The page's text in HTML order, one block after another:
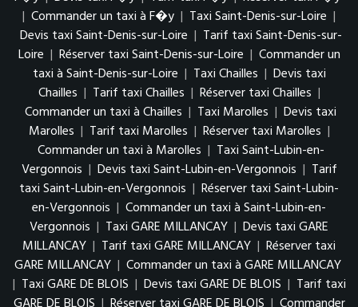
| Commander un taxi à F�y | Taxi Saint-Denis-sur-Loire |
Devis taxi Saint-Denis-sur-Loire | Tarif taxi Saint-Denis-sur-
Loire | Réserver taxi Saint-Denis-sur-Loire | Commander un
taxi à Saint-Denis-sur-Loire | Taxi Chailles | Devis taxi
Chailles | Tarif taxi Chailles | Réserver taxi Chailles |
Commander un taxi à Chailles | Taxi Marolles | Devis taxi
Marolles | Tarif taxi Marolles | Réserver taxi Marolles |
Commander un taxi à Marolles | Taxi Saint-Lubin-en-
Vergonnois | Devis taxi Saint-Lubin-en-Vergonnois | Tarif
taxi Saint-Lubin-en-Vergonnois | Réserver taxi Saint-Lubin-
en-Vergonnois | Commander un taxi à Saint-Lubin-en-
Vergonnois | Taxi GARE MILLANCAY | Devis taxi GARE
MILLANCAY | Tarif taxi GARE MILLANCAY | Réserver taxi
GARE MILLANCAY | Commander un taxi à GARE MILLANCAY
| Taxi GARE DE BLOIS | Devis taxi GARE DE BLOIS | Tarif taxi